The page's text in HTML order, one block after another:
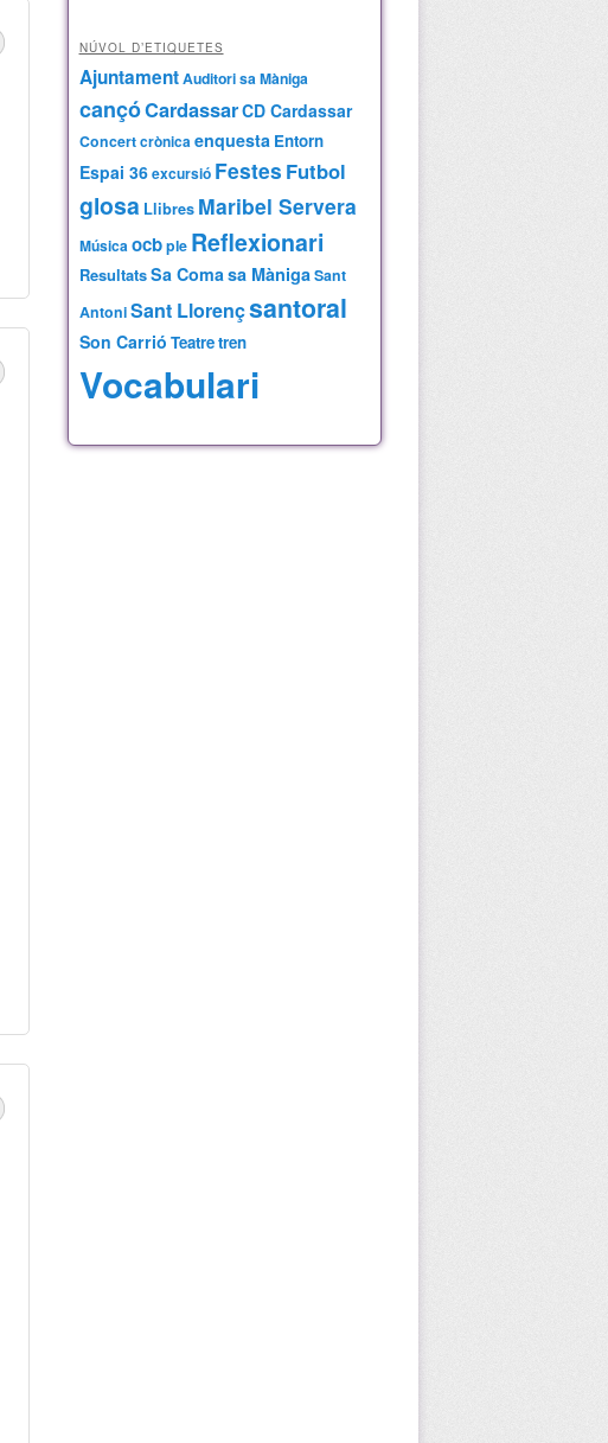
NÚVOL D’ETIQUETES
AjuntamentAuditori sa Màniga
cançóCardassarCD Cardassar
Concertcrònicaenquesta Entorn
Espai 36excursió Festes Futbol
glosa Llibres Maribel Servera
Músicaocbple Reflexionari
ResultatsSa Comasa MànigaSant
AntoniSant Llorençsantoral
Son Carrió Teatretren
Vocabulari